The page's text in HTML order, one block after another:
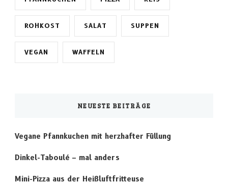
ROHKOST SALAT SUPPEN
VEGAN WAFFELN
NEUESTE BEITRÄGE
Vegane Pfannkuchen mit herzhafter Füllung
Dinkel-Taboulé – mal anders
Mini-Pizza aus der Heißluftfritteuse